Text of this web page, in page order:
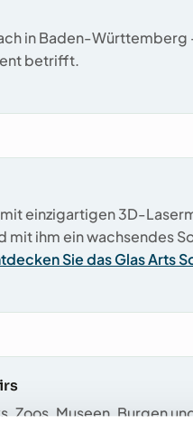
in Baden-
betrifft.
einzigartigen 3D-
mit ihm ein wachsendes
Sie das Glas Arts
Zoos, Museen, Burgen